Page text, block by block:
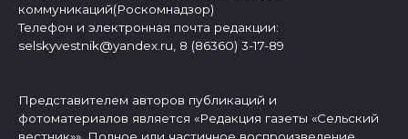
коммуникаций(Роскомнадзор)
Телефон и электронная почта редакции:
selskyvestnik@yandex.ru, 8 (86360) 3-17-89
Представителем авторов публикаций и
фотоматериалов является «Редакция газеты «Сельский
вестник»». Полное или частичное воспроизведение